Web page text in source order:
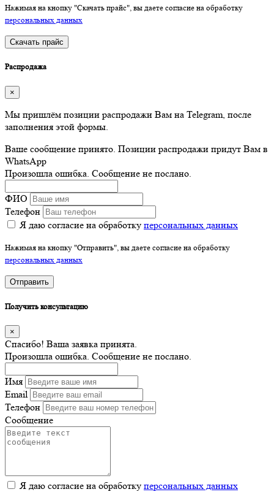
Нажимая на кнопку "Скачать прайс", вы даете согласие на обработку
персональных данных
Скачать прайс
Распродажа
×
Мы пришлём позиции распродажи Вам на Telegram, после
заполнения этой формы.
Ваше сообщение принято. Позиции распродажи придут Вам в
WhatsApp
Произошла ошибка. Сообщение не послано.
ФИО
Телефон
Я даю согласие на обработку персональных данных
Нажимая на кнопку "Отправить", вы даете согласие на обработку
персональных данных
Отправить
Получить консультацию
×
Спасибо! Ваша заявка принята.
Произошла ошибка. Сообщение не послано.
Имя
Email
Телефон
Сообщение
Я даю согласие на обработку персональных данных